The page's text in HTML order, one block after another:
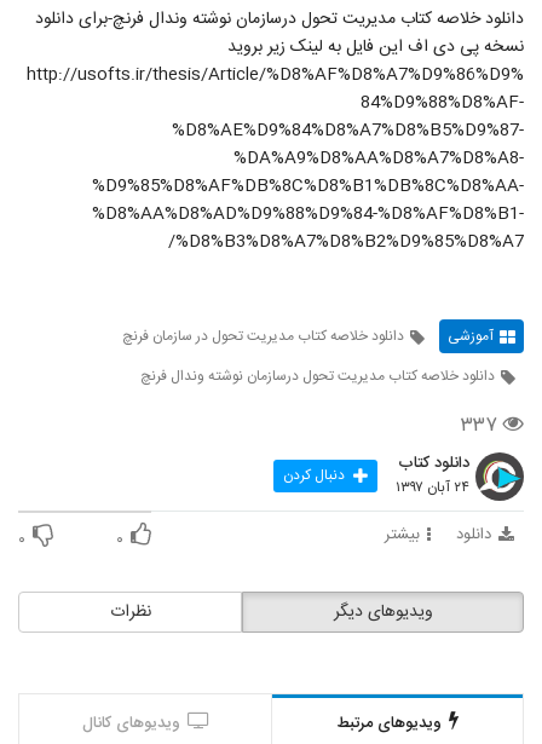
دانلود خلاصه کتاب مدیریت تحول درسازمان نوشته وندال فرنچ-برای دانلود
نسخه پی دی اف این فایل به لینک زیر بروید
http://usofts.ir/thesis/Article/%D8%AF%D8%A7%D9%86%D9%
84%D9%88%D8%AF-
%D8%AE%D9%84%D8%A7%D8%B5%D9%87-
%DA%A9%D8%AA%D8%A7%D8%A8-
%D9%85%D8%AF%DB%8C%D8%B1%DB%8C%D8%AA-
%D8%AA%D8%AD%D9%88%D9%84-%D8%AF%D8%B1-
%D8%B3%D8%A7%D8%B2%D9%85%D8%A7/
آموزشی
دانلود خلاصه کتاب مدیریت تحول در سازمان فرنچ
دانلود خلاصه کتاب مدیریت تحول درسازمان نوشته وندال فرنچ
۳۳۷
دانلود کتاب
۲۴ آبان ۱۳۹۷ دنبال کردن
دانلود بیشتر ۰ ۰
نظرات ویدیوهای دیگر
ویدیوهای مرتبط ویدیوهای کانال